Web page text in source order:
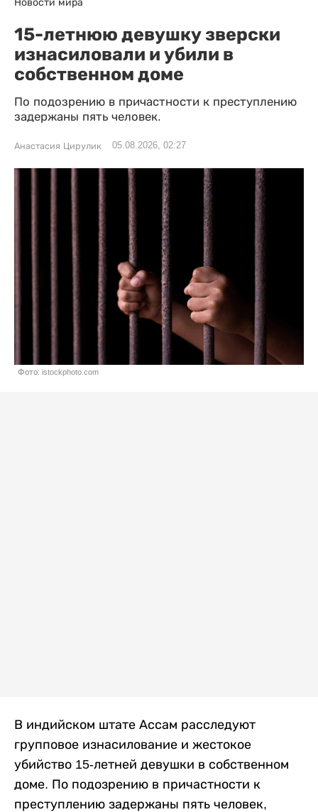
15-летнюю девушку зверски
изнасиловали и убили в
собственном доме
По подозрению в причастности к преступлению
задержаны пять человек.
Анастасия Цирулик 05.08.2026, 02:27
Фото: istockphoto.com
В индийском штате Ассам расследуют
групповое изнасилование и жестокое
убийство 15-летней девушки в собственном
доме. По подозрению в причастности к
преступлению задержаны пять человек,